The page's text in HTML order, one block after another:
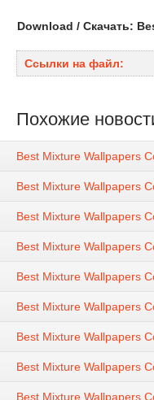
Download / Скачать:
Ссылки на файл:
Похожие
Best Mixture Wallpapers
Best Mixture Wallpapers
Best Mixture Wallpapers
Best Mixture Wallpapers
Best Mixture Wallpapers
Best Mixture Wallpapers
Best Mixture Wallpapers
Best Mixture Wallpapers
Best Mixture Wallpapers